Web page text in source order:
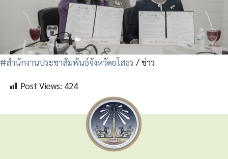
#สำนักงานประชาสัมพันธ์จังหวัดยโสธร / ข่าว
Post Views: 424